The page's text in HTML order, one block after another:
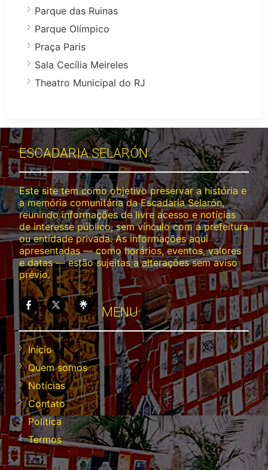
Parque das Ruinas
Parque Olímpico
Praça Paris
Sala Cecília Meireles
Theatro Municipal do RJ
ESCADARIA SELARÓN
Este site tem como objetivo preservar a história e
a memória comunitária da Escadaria Selarón,
reunindo informações de livre acesso e notícias
de interesse público, sem vínculo com a prefeitura
ou entidade privada. As informações aqui
apresentadas — como horários, eventos, valores
e datas — estão sujeitas a alterações sem aviso
prévio.
MENU
Início
Quem somos
Notícias
Contato
Política
Termos